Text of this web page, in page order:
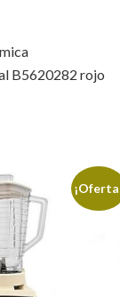
B5620282 rojo